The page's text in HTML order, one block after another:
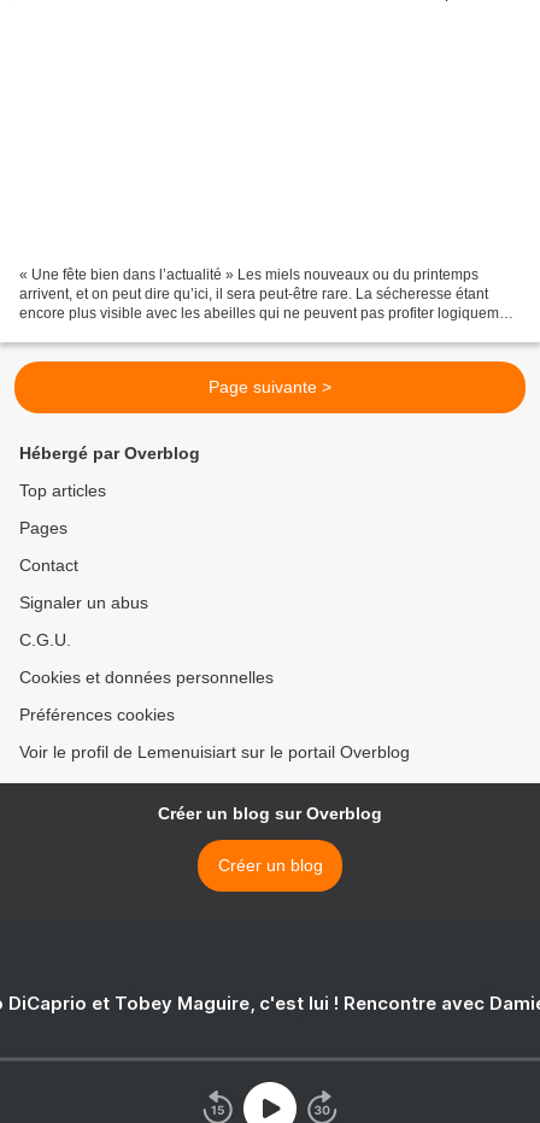
« Une fête bien dans l’actualité » Les miels nouveaux ou du printemps
arrivent, et on peut dire qu’ici, il sera peut-être rare. La sécheresse étant
encore plus visible avec les abeilles qui ne peuvent pas profiter logiquement
Page suivante >
Hébergé par Overblog
Top articles
Pages
Contact
Signaler un abus
C.G.U.
Cookies et données personnelles
Préférences cookies
Voir le profil de Lemenuisiart sur le portail Overblog
Créer un blog sur Overblog
Créer un blog
DiCaprio et Tobey Maguire, c'est lui ! Rencontre avec